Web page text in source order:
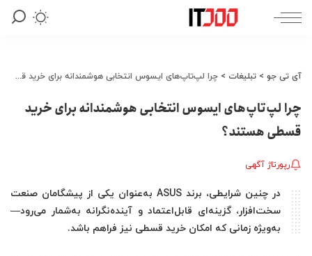
آی تی جو > تبلیغات > چرا لپ‌تاپ‌های ایسوس انتخابی هوشمندانه برای خرید قسطی هستند؟
چرا لپ‌تاپ‌های ایسوس انتخابی هوشمندانه برای خرید
قسطی هستند؟
رپورتاژ آگهی
در چنین شرایطی، برند ASUS به‌عنوان یکی از پیشگامان صنعت
سخت‌افزار، گزینه‌ای قابل‌اعتماد و آینده‌نگرانه به‌شمار می‌رود—
به‌ویژه زمانی که امکان خرید قسطی نیز فراهم باشد.